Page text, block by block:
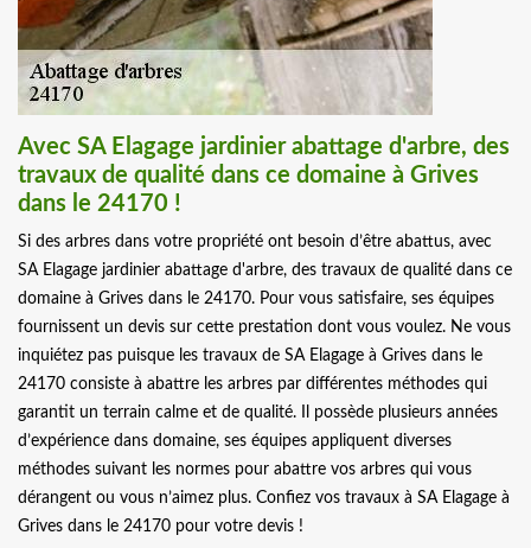
Avec SA Elagage jardinier abattage d'arbre, des
travaux de qualité dans ce domaine à Grives
dans le 24170 !
Si des arbres dans votre propriété ont besoin d’être abattus, avec
SA Elagage jardinier abattage d'arbre, des travaux de qualité dans ce
domaine à Grives dans le 24170. Pour vous satisfaire, ses équipes
fournissent un devis sur cette prestation dont vous voulez. Ne vous
inquiétez pas puisque les travaux de SA Elagage à Grives dans le
24170 consiste à abattre les arbres par différentes méthodes qui
garantit un terrain calme et de qualité. Il possède plusieurs années
d’expérience dans domaine, ses équipes appliquent diverses
méthodes suivant les normes pour abattre vos arbres qui vous
dérangent ou vous n’aimez plus. Confiez vos travaux à SA Elagage à
Grives dans le 24170 pour votre devis !